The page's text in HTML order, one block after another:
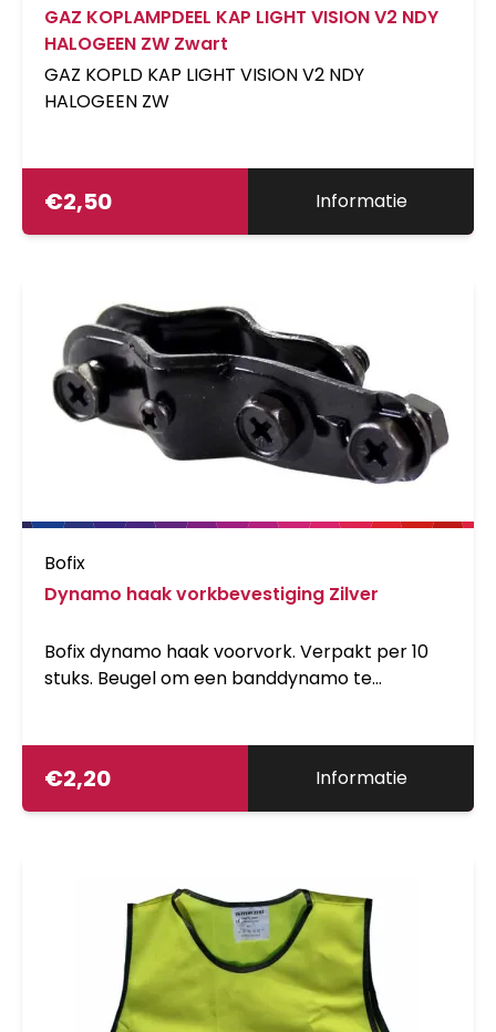
GAZ KOPLAMPDEEL KAP LIGHT VISION V2 NDY
HALOGEEN ZW Zwart
GAZ KOPLD KAP LIGHT VISION V2 NDY
HALOGEEN ZW
€2,50 Informatie
Bofix
Dynamo haak vorkbevestiging Zilver
Bofix dynamo haak voorvork. Verpakt per 10
stuks. Beugel om een banddynamo te
€2,20 Informatie